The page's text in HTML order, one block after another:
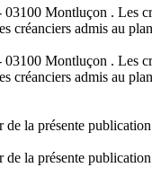
Montluçon . Les
créanciers admis au
Montluçon . Les
créanciers admis au
de la présente
de la présente